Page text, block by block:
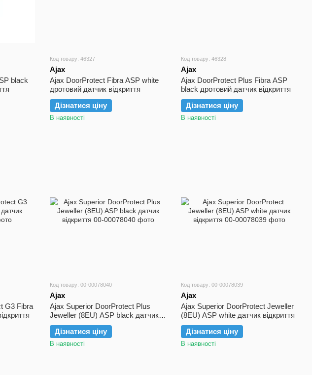
black
Код товару: 46327
Ajax
Ajax DoorProtect Fibra ASP white
дротовий датчик відкриття
Дізнатися ціну
В наявності
Код товару: 46328
Ajax
Ajax DoorProtect Plus Fibra ASP
black дротовий датчик відкриття
Дізнатися ціну
В наявності
G3 Fibra
Код товару: 00-00078040
Ajax
Ajax Superior DoorProtect Plus
Jeweller (8EU) ASP black датчик
відкриття
Дізнатися ціну
В наявності
Код товару: 00-00078039
Ajax
Ajax Superior DoorProtect Jeweller
(8EU) ASP white датчик відкриття
Дізнатися ціну
В наявності